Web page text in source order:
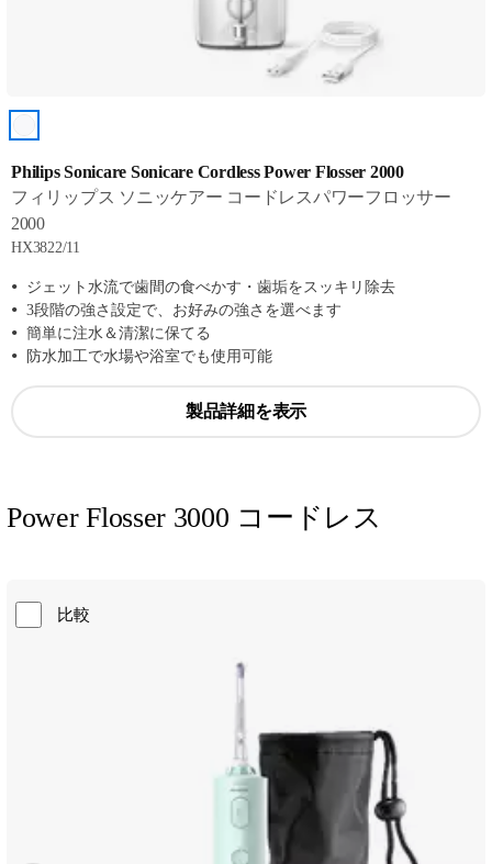
Philips Sonicare Sonicare Cordless Power Flosser 2000
フィリップス ソニッケアー コードレスパワーフロッサー
2000
HX3822/11
ジェット水流で歯間の食べかす・歯垢をスッキリ除去
3段階の強さ設定で、お好みの強さを選べます
簡単に注水＆清潔に保てる
防水加工で水場や浴室でも使用可能
製品詳細を表示
Power Flosser 3000 コードレス
比較